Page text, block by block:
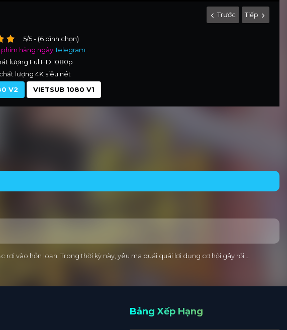
Trước Tiếp
5/5 - (6 bình chọn)
hằng ngàyTelegram
lượng FullHD 1080p
lượng 4K siêu nét
V2
VIETSUB 1080 V1
vào hỗn loạn. Trong thời kỳ này, yêu ma quái quái lợi dụng cơ hội gây rối….
Bảng Xếp Hạng